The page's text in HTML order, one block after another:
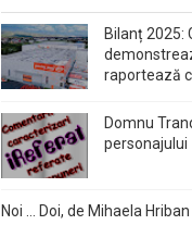
Bilanț 2025:
raportează
Domnu
personajului
Noi … Doi, de Mihaela Hriban